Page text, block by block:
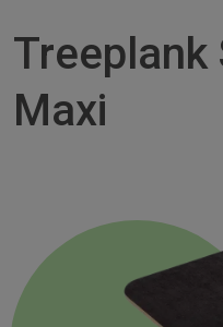
Treeplank
Maxi